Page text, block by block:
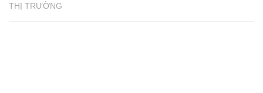
THỊ TRƯỜNG